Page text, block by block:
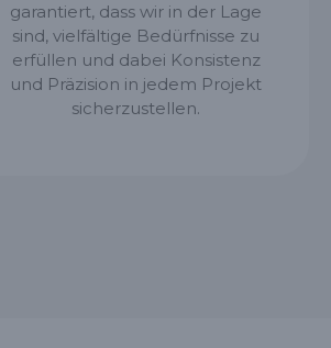
garantiert, dass wir in der Lage
sind, vielfältige Bedürfnisse zu
erfüllen und dabei Konsistenz
und Präzision in jedem Projekt
sicherzustellen.